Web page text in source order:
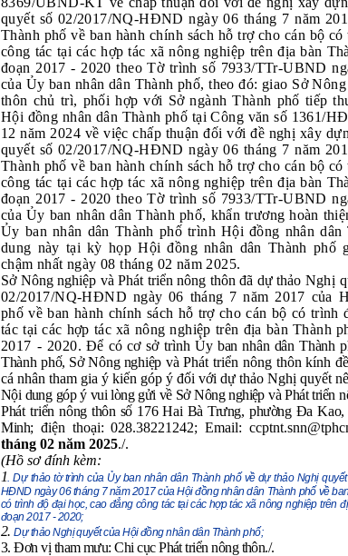
quyết số 02/2017/NQ-HĐND ngày 06 tháng 7 năm
Thành phố về ban hành chính sách hỗ trợ cho cán bộ
công tác tại các hợp tác xã nông nghiệp trên địa bàn
đoạn 2017 - 2020 theo Tờ trình số 7933/TTr-UBND
của Ủy ban nhân dân Thành phố, theo đó: giao Sở
thôn chủ trì, phối hợp với Sở ngành Thành phố tiếp
Hội đồng nhân dân Thành phố tại Công văn số 1361/
12 năm 2024 về việc chấp thuận đối với đề nghị xây
quyết số 02/2017/NQ-HĐND ngày 06 tháng 7 năm
Thành phố về ban hành chính sách hỗ trợ cho cán bộ
công tác tại các hợp tác xã nông nghiệp trên địa bàn
đoạn 2017 - 2020 theo Tờ trình số 7933/TTr-UBND
của Ủy ban nhân dân Thành phố, khẩn trương hoàn
Ủy ban nhân dân Thành phố trình Hội đồng nhân dân
dung này tại kỳ họp Hội đồng nhân dân Thành phố
chậm nhất ngày 08 tháng 02 năm 2025.
Sở Nông nghiệp và Phát triển nông thôn đã dự thảo Nghị
02/2017/NQ-HĐND ngày 06 tháng 7 năm 2017 của
phố về ban hành chính sách hỗ trợ cho cán bộ có trình
tác tại các hợp tác xã nông nghiệp trên địa bàn Thành
2017 - 2020.Để có cơ sở trìnhỦy ban nhân dân Thành
Thành phố, Sở Nông nghiệp và Phát triển nông thôn kính
cá nhân tham gia ý kiến góp ý đối với dự thảo Nghị quyết
Nội dung góp ý vui lòng gửi về Sở Nông nghiệp và Phát triển
Phát triểnnông thôn số 176 Hai Bà Trưng, phường Đa
Minh; điện thoại: 028.38221242; Email:
tháng 02 năm 2025./.
(Hồ sơ đính kèm:
1. Dự thảo tờ trình của Ủy ban nhân dân Thành phố về dự thảo Nghị
HĐND ngày 06 tháng 7 năm 2017 của Hội đồng nhân dân Thành phố về
có trình độ đại học, cao đẳng công tác tại các hợp tác xã nông nghiệp trên
đoạn 2017 - 2020;
2.Dự thảo Nghị quyết của Hội đồng nhân dân Thành phố;
3. Đơn vị tham mưu: Chi cục Phát triển nông thôn./.